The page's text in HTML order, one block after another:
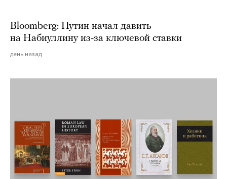
Bloomberg: Путин начал давить
на Набиуллину из-за ключевой ставки
день назад